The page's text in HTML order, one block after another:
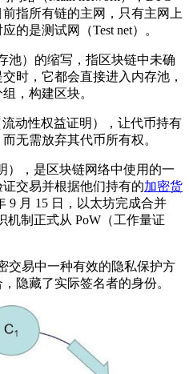
指所有链的主网，只有主网上
的是测试网（Test net）。
池）的缩写，指区块链中未确
时，它都会直接进入内存池，
，构建区块。
流动性权益证明），让代币持有
无需放弃其代币所有权。
），是区块链网络中使用的一
交易并根据他们持有的加密货
9 月 15 日，以太坊完成合并
机制正式从 PoW（工作量证
交易中一种有效的隐私保护方
隐藏了实际签名者的身份。